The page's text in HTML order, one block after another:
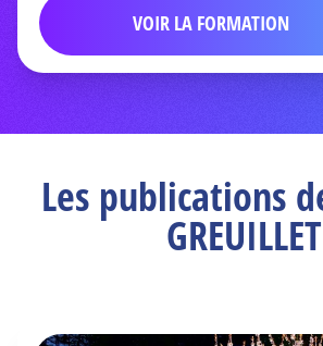
VOIR LA FORMATION
Les publications
GREUILLET